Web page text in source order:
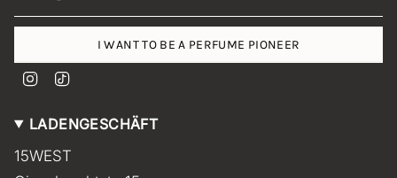
I WANT TO BE A PERFUME PIONEER
t
g
T
k
LADENGESCHÄFT
15WEST